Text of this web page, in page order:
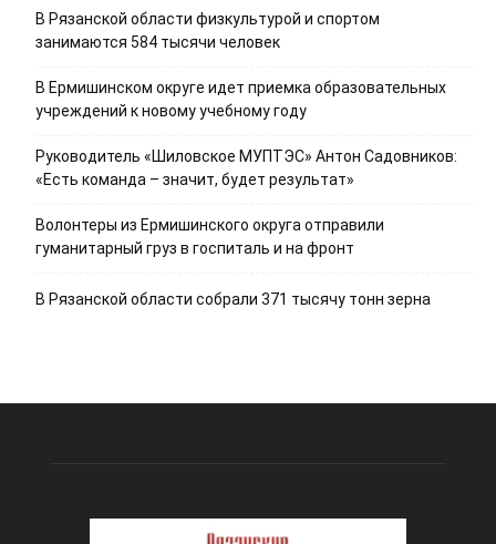
В Рязанской области физкультурой и спортом
занимаются 584 тысячи человек
В Ермишинском округе идет приемка образовательных
учреждений к новому учебному году
Руководитель «Шиловское МУПТЭС» Антон Садовников:
«Есть команда – значит, будет результат»
Волонтеры из Ермишинского округа отправили
гуманитарный груз в госпиталь и на фронт
В Рязанской области собрали 371 тысячу тонн зерна